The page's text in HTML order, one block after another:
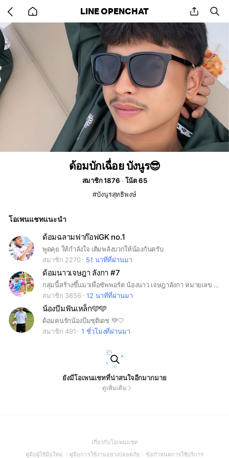
back
to
LINE OPENCHAT share
ด้อมบักเฉื่อย บังนูร😎
สมาชิก 1876
โน้ต 65
#บังนูรสุทธิพงษ์
โอเพนแชทแนะนำ
ด้อมฉลามฟาก๊อฟGK no.1
พูดคุย ให้กำลังใจ เติมพลังบวกให้น้องกันครับ
สมาชิก 2270
51 นาทีที่ผ่านมา
ด้อมนาวเจษฎา ลังกา #7
กลุ่มนี้สร้างขึ้นมาเพื่อซัพพอร์ต น้องนาว เจษฎาลังกา หมายเลข 7 หมอนทองวิทยา
สมาชิก 3856
12 นาทีที่ผ่านมา
น้องบีมฟันเหล็ก🩵🩵
ด้อมคนรักน้องบีมชุติเดช 💚🤍
สมาชิก 491
1 ชั่วโมงที่ผ่านมา
ยังมีโอเพนแชทที่น่าสนใจอีกมากมาย
ดูเพิ่มเติม
เกี่ยวกับโอเพนแชท(Open
in
คู่มือผู้ใช้มือใหม่ (Open
คู่มือการใช้งานอย่างปลอดภัย(Open
ข้อกำหนดการใช้บริการ(Open